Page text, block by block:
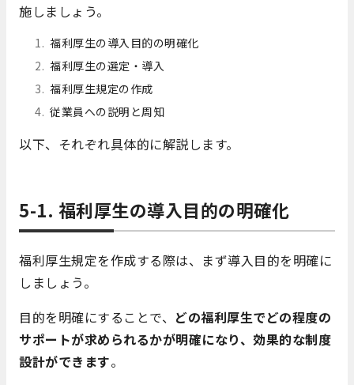
施しましょう。
福利厚生の導入目的の明確化
福利厚生の選定・導入
福利厚生規定の作成
従業員への説明と周知
以下、それぞれ具体的に解説します。
5-1. 福利厚生の導入目的の明確化
福利厚生規定を作成する際は、まず導入目的を明確に
しましょう。
目的を明確にすることで、 どの福利厚生でどの程度の
サポートが求められるかが明確になり、効果的な制度
設計ができます。